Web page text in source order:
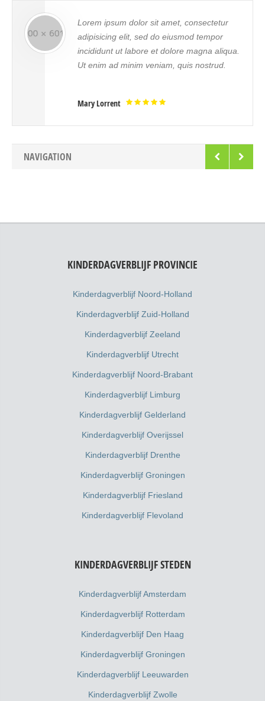
Lorem ipsum dolor sit amet, consectetur
adipisicing elit, sed do eiusmod tempor
incididunt ut labore et dolore magna aliqua.
Ut enim ad minim veniam, quis nostrud.
Mary Lorrent
NAVIGATION
KINDERDAGVERBLIJF PROVINCIE
Kinderdagverblijf Noord-Holland
Kinderdagverblijf Zuid-Holland
Kinderdagverblijf Zeeland
Kinderdagverblijf Utrecht
Kinderdagverblijf Noord-Brabant
Kinderdagverblijf Limburg
Kinderdagverblijf Gelderland
Kinderdagverblijf Overijssel
Kinderdagverblijf Drenthe
Kinderdagverblijf Groningen
Kinderdagverblijf Friesland
Kinderdagverblijf Flevoland
KINDERDAGVERBLIJF STEDEN
Kinderdagverblijf Amsterdam
Kinderdagverblijf Rotterdam
Kinderdagverblijf Den Haag
Kinderdagverblijf Groningen
Kinderdagverblijf Leeuwarden
Kinderdagverblijf Zwolle